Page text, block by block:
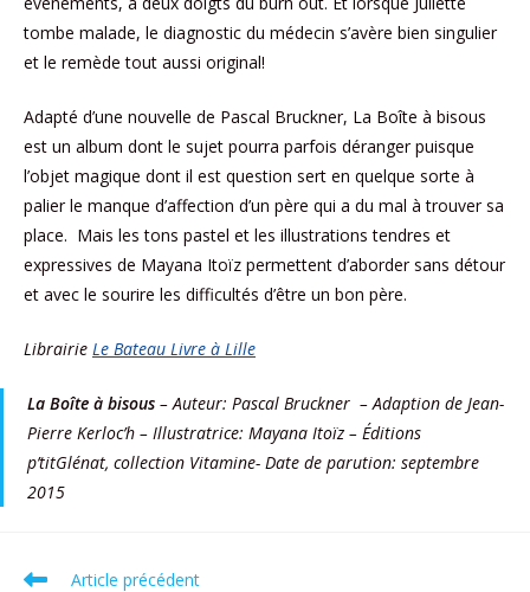
tombe malade, le diagnostic du médecin s’avère bien singulier
et le remède tout aussi original!
Adapté d’une nouvelle de Pascal Bruckner, La Boîte à bisous
est un album dont le sujet pourra parfois déranger puisque
l’objet magique dont il est question sert en quelque sorte à
palier le manque d’affection d’un père qui a du mal à trouver sa
place. Mais les tons pastel et les illustrations tendres et
expressives de Mayana Itoïz permettent d’aborder sans détour
et avec le sourire les difficultés d’être un bon père.
Librairie Le Bateau Livre à Lille
La Boîte à bisous – Auteur: Pascal Bruckner – Adaption de Jean-
Pierre Kerloc’h – Illustratrice: Mayana Itoïz – Éditions
p’titGlénat, collection Vitamine- Date de parution: septembre
2015
Article précédent